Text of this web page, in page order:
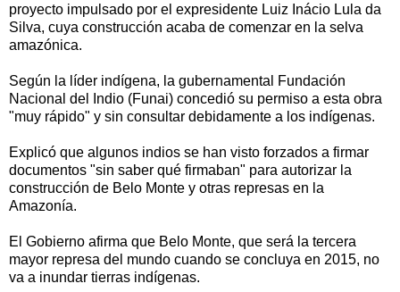
proyecto impulsado por el expresidente Luiz Inácio Lula da
Silva, cuya construcción acaba de comenzar en la selva
amazónica.
Según la líder indígena, la gubernamental Fundación
Nacional del Indio (Funai) concedió su permiso a esta obra
"muy rápido" y sin consultar debidamente a los indígenas.
Explicó que algunos indios se han visto forzados a firmar
documentos "sin saber qué firmaban" para autorizar la
construcción de Belo Monte y otras represas en la
Amazonía.
El Gobierno afirma que Belo Monte, que será la tercera
mayor represa del mundo cuando se concluya en 2015, no
va a inundar tierras indígenas.